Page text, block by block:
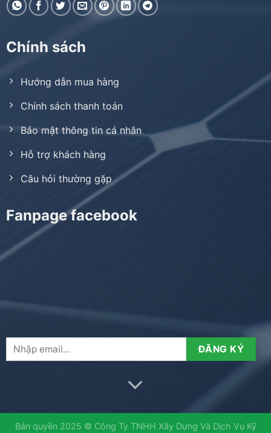
Chính sách
Hướng dẫn mua hàng
Chính sách thanh toán
Bảo mật thông tin cá nhân
Hỗ trợ khách hàng
Câu hỏi thường gặp
Fanpage facebook
Bản quyền 2025 © Công Ty TNHH Xây Dựng Và Dịch Vụ Kỹ